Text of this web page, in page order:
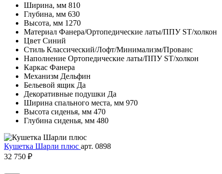
Ширина, мм 810
Глубина, мм 630
Высота, мм 1270
Материал Фанера/Ортопедические латы/ППУ ST/холкон
Цвет Синий
Стиль Классический/Лофт/Минимализм/Прованс
Наполнение Ортопедические латы/ППУ ST/холкон
Каркас Фанера
Механизм Дельфин
Бельевой ящик Да
Декоративные подушки Да
Ширина спального места, мм 970
Высота сиденья, мм 470
Глубина сиденья, мм 480
Кушетка Шарли плюс арт. 0898
32 750 ₽